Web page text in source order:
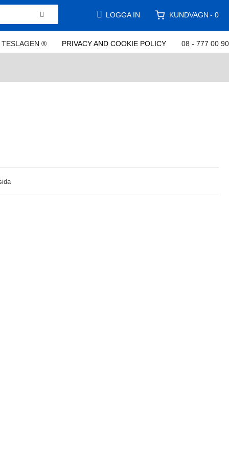
TESLAGEN ® PRIVACY AND COOKIE POLICY 08 - 777 00 90
KUNDVAGN 0
LOGGA IN